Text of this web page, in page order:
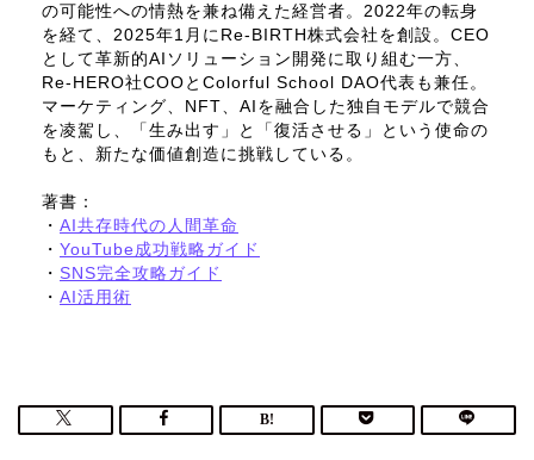
の可能性への情熱を兼ね備えた経営者。2022年の転身
を経て、2025年1月にRe-BIRTH株式会社を創設。CEO
として革新的AIソリューション開発に取り組む一方、
Re-HERO社COOとColorful School DAO代表も兼任。
マーケティング、NFT、AIを融合した独自モデルで競合
を凌駕し、「生み出す」と「復活させる」という使命の
もと、新たな価値創造に挑戦している。
著書：
・ AI共存時代の人間革命
・ YouTube成功戦略ガイド
・ SNS完全攻略ガイド
・ AI活用術